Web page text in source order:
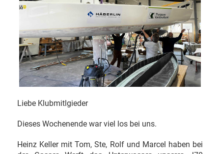
Liebe Klubmitlgieder
Dieses Wochenende war viel los bei uns.
Heinz Keller mit Tom, Ste, Rolf und Marcel haben bei